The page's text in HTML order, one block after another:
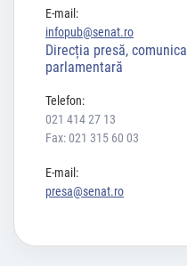
E-mail:
infopub@senat.ro
Direcția presă,
parlamentară
Telefon:
021 414 27 13
Fax: 021 315 60 03
E-mail:
presa@senat.ro